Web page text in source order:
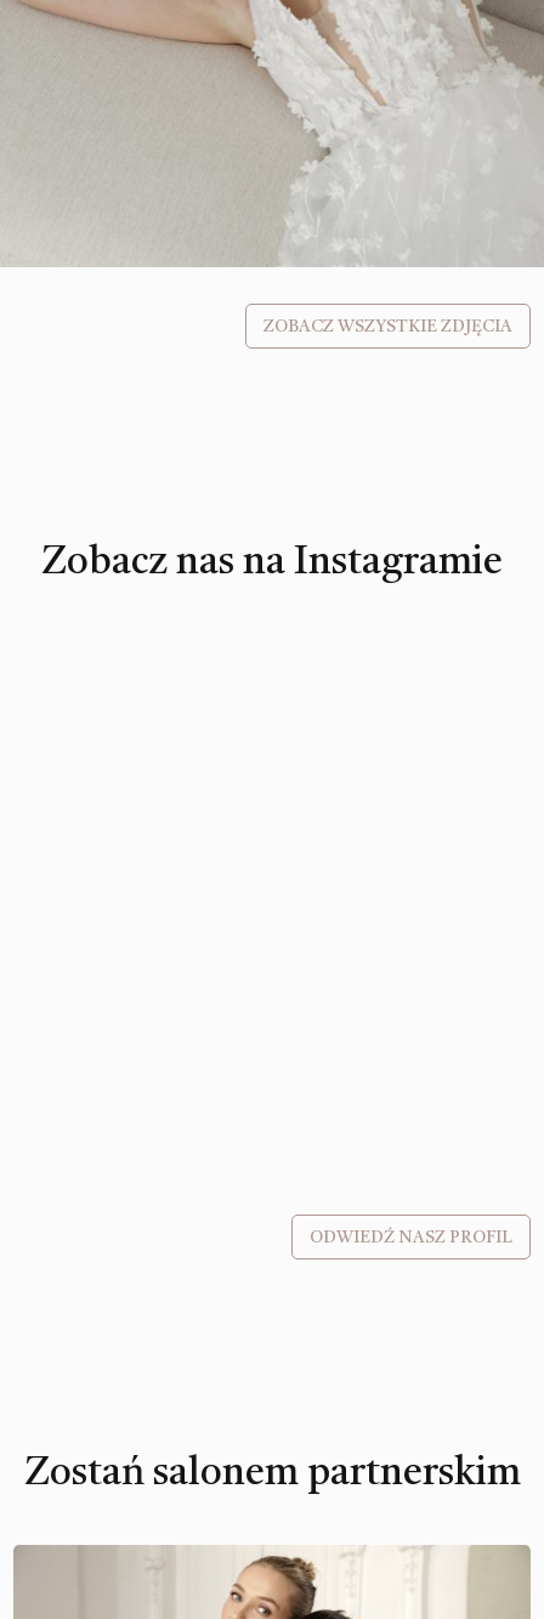
ZOBACZ WSZYSTKIE ZDJĘCIA
Zobacz nas na Instagramie
ODWIEDŹ NASZ PROFIL
Zostań salonem partnerskim